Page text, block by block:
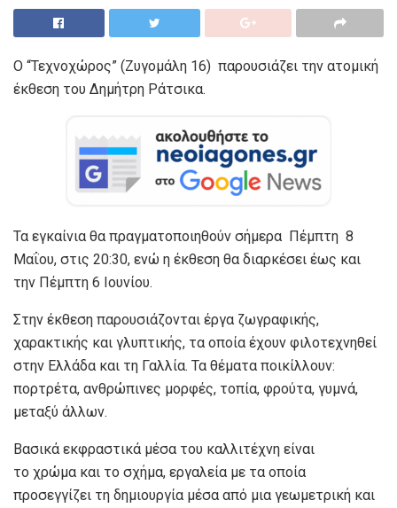
Ο “Τεχνοχώρος” (Ζυγομάλη 16) παρουσιάζει την ατομική
έκθεση του Δημήτρη Ράτσικα.
Τα εγκαίνια θα πραγματοποιηθούν σήμερα Πέμπτη 8
Μαΐου, στις 20:30, ενώ η έκθεση θα διαρκέσει έως και
την Πέμπτη 6 Ιουνίου.
Στην έκθεση παρουσιάζονται έργα ζωγραφικής,
χαρακτικής και γλυπτικής, τα οποία έχουν φιλοτεχνηθεί
στην Ελλάδα και τη Γαλλία. Τα θέματα ποικίλλουν:
πορτρέτα, ανθρώπινες μορφές, τοπία, φρούτα, γυμνά,
μεταξύ άλλων.
Βασικά εκφραστικά μέσα του καλλιτέχνη είναι
το χρώμα και το σχήμα, εργαλεία με τα οποία
προσεγγίζει τη δημιουργία μέσα από μια γεωμετρική και